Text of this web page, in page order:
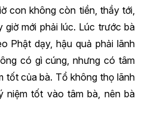
con không còn tiền, thầy tới,
mới phải lúc. Lúc trước bà
Phật dạy, hậu quả phải lãnh
có gì cúng, nhưng có tâm
tốt của bà. Tổ không thọ lãnh
niệm tốt vào tâm bà, nên bà